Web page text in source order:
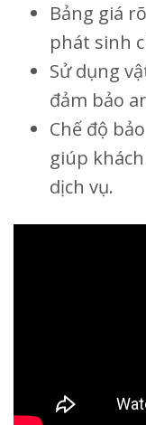
Bảng giá
phát sinh
Sử dụng
đảm bảo
Chế độ
giúp
dịch vụ.